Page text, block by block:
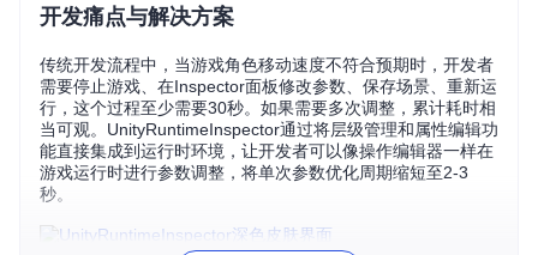
开发痛点与解决方案
传统开发流程中，当游戏角色移动速度不符合预期时，开发者
需要停止游戏、在Inspector面板修改参数、保存场景、重新运
行，这个过程至少需要30秒。如果需要多次调整，累计耗时相
当可观。UnityRuntimeInspector通过将层级管理和属性编辑功
能直接集成到运行时环境，让开发者可以像操作编辑器一样在
游戏运行时进行参数调整，将单次参数优化周期缩短至2-3
秒。